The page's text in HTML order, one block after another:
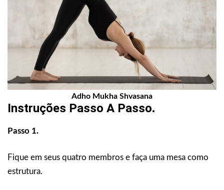
Adho Mukha Shvasana
Instruções Passo A Passo.
Passo 1.
Fique em seus quatro membros e faça uma mesa como
estrutura.